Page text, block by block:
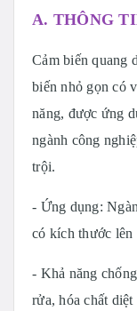
A. THÔNG
Cảm biến quang
biến nhỏ gọn có
năng, được ứng
ngành công
trội.
- Ứng dụng:
có kích thước lên
- Khả năng
rửa, hóa chất